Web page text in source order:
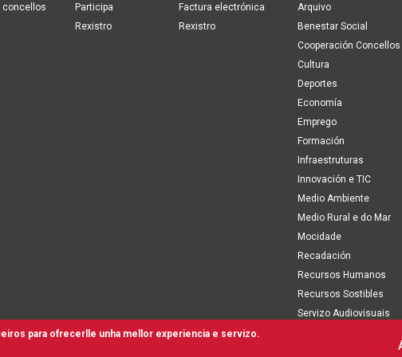
concellos
Participa
Rexistro
Factura electrónica
Rexistro
Arquivo
Benestar Social
Cooperación Concellos
Cultura
Deportes
Economía
Emprego
Formación
Infraestruturas
Innovación e TIC
Medio Ambiente
Medio Rural e do Mar
Mocidade
Recadación
Recursos Humanos
Recursos Sostibles
Servizo Audiovisuais
Canle interna de comunicación, denuncia e antifraude
para ofrecerlle unha mellor experiencia e servizo.